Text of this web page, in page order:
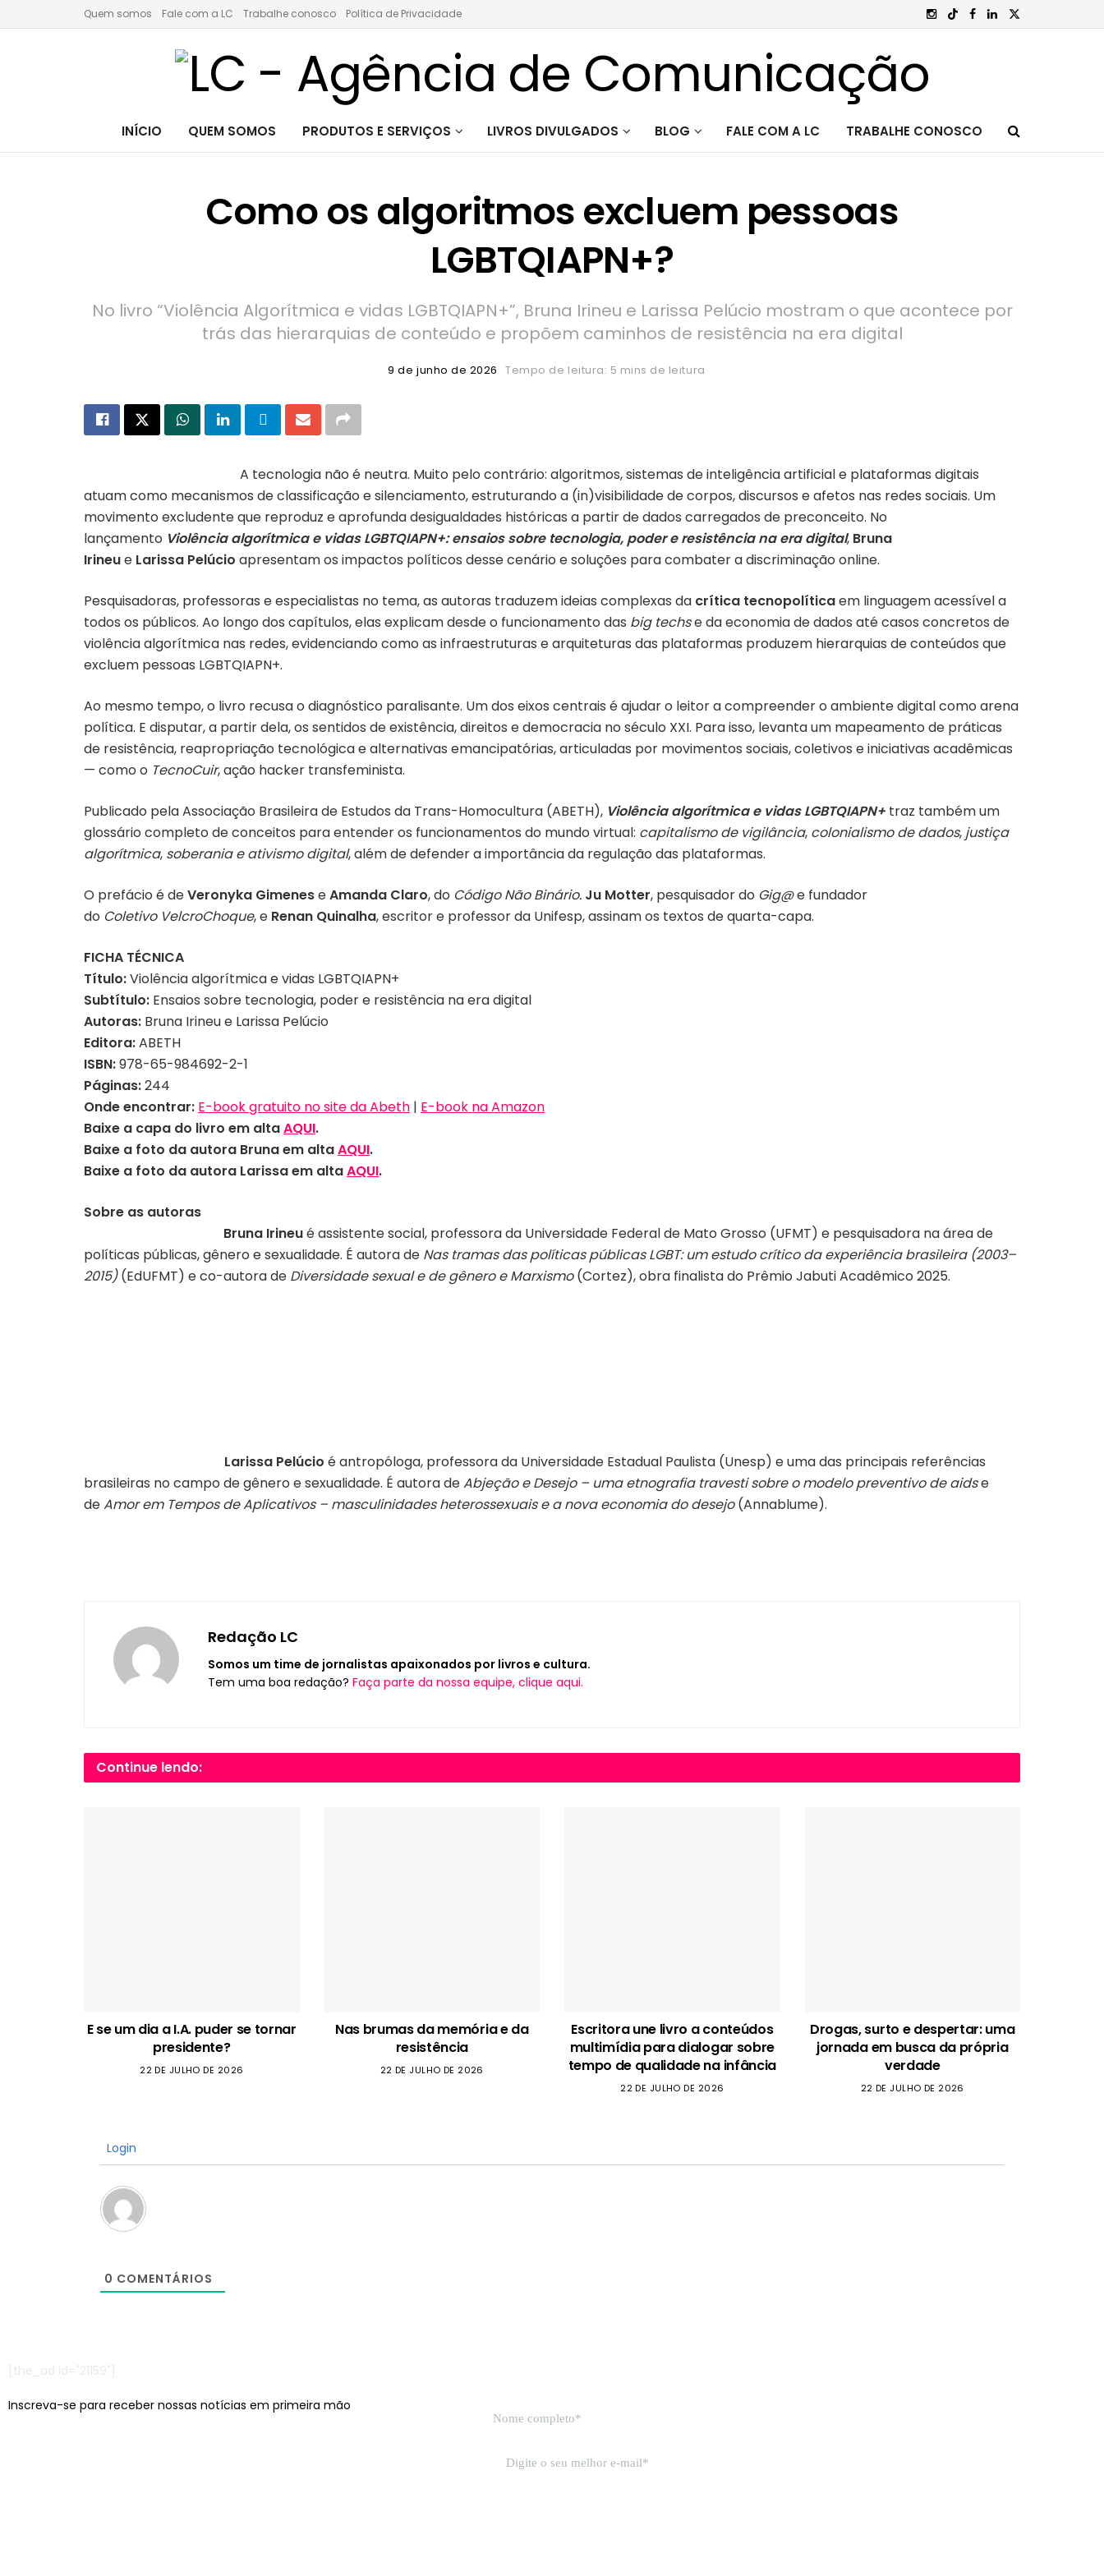
Quem somos Fale com a LC Trabalhe conosco Política de Privacidade
INÍCIO QUEM SOMOS PRODUTOS E SERVIÇOS LIVROS DIVULGADOS BLOG FALE COM A LC TRABALHE CONOSCO
Como os algoritmos excluem pessoas
LGBTQIAPN+?
No livro “Violência Algorítmica e vidas LGBTQIAPN+”, Bruna Irineu e Larissa Pelúcio mostram o que acontece por
trás das hierarquias de conteúdo e propõem caminhos de resistência na era digital
9 de junho de 2026 Tempo de leitura: 5 mins de leitura
A tecnologia não é neutra. Muito pelo contrário: algoritmos, sistemas de inteligência artificial e plataformas digitais
atuam como mecanismos de classificação e silenciamento, estruturando a (in)visibilidade de corpos, discursos e afetos nas redes sociais. Um
movimento excludente que reproduz e aprofunda desigualdades históricas a partir de dados carregados de preconceito. No
lançamento Violência algorítmica e vidas LGBTQIAPN+: ensaios sobre tecnologia, poder e resistência na era digital, Bruna
Irineue Larissa Pelúcio apresentam os impactos políticos desse cenário e soluções para combater a discriminação online.
Pesquisadoras, professoras e especialistas no tema, as autoras traduzem ideias complexas da crítica tecnopolíticaem linguagem acessível a
todos os públicos. Ao longo dos capítulos, elas explicam desde o funcionamento das big techse da economia de dados até casos concretos de
violência algorítmica nas redes, evidenciando como as infraestruturas e arquiteturas das plataformas produzem hierarquias de conteúdos que
excluem pessoas LGBTQIAPN+.
Ao mesmo tempo, o livro recusa o diagnóstico paralisante. Um dos eixos centrais é ajudar o leitor a compreender o ambiente digital como arena
política. E disputar, a partir dela, os sentidos de existência, direitos e democracia no século XXI. Para isso, levanta um mapeamento de práticas
de resistência, reapropriação tecnológica e alternativas emancipatórias, articuladas por movimentos sociais, coletivos e iniciativas acadêmicas
— como o TecnoCuir, ação hacker transfeminista.
Publicado pela Associação Brasileira de Estudos da Trans-Homocultura (ABETH), Violência algorítmica e vidas LGBTQIAPN+ traz também um
glossário completo de conceitos para entender os funcionamentos do mundo virtual: capitalismo de vigilância, colonialismo de dados, justiça
algorítmica, soberania e ativismo digital, além de defender a importância da regulação das plataformas.
O prefácio é deVeronyka GimeneseAmanda Claro, do Código Não Binário. Ju Motter, pesquisador do Gig@e fundador
do Coletivo VelcroChoque, e Renan Quinalha, escritor e professor da Unifesp, assinam os textos de quarta-capa.
FICHA TÉCNICA
Título:Violência algorítmica e vidas LGBTQIAPN+
Subtítulo: Ensaios sobre tecnologia, poder e resistência na era digital
Autoras: Bruna Irineu e Larissa Pelúcio
Editora: ‎ABETH
ISBN:978-65-984692-2-1
Páginas:244
Onde encontrar: E-book gratuito no site da Abeth | E-book na Amazon
Baixe a capa do livro em altaAQUI.
Baixe a foto da autora Bruna em altaAQUI.
Baixe a foto da autora Larissa em altaAQUI.
Sobre as autoras
Bruna Irineué assistente social, professora da Universidade Federal de Mato Grosso (UFMT) e pesquisadora na área de
políticas públicas, gênero e sexualidade. É autora de Nas tramas das políticas públicas LGBT: um estudo crítico da experiência brasileira (2003–
2015)(EdUFMT) e co-autora de Diversidade sexual e de gênero e Marxismo(Cortez), obra finalista do Prêmio Jabuti Acadêmico 2025.
Larissa Pelúcio é antropóloga, professora da Universidade Estadual Paulista (Unesp) e uma das principais referências
brasileiras no campo de gênero e sexualidade. É autora deAbjeção e Desejo – uma etnografia travesti sobre o modelo preventivo de aidse
deAmor em Tempos de Aplicativos – masculinidades heterossexuais e a nova economia do desejo(Annablume).
Redação LC
Somos um time de jornalistas apaixonados por livros e cultura.
Tem uma boa redação? Faça parte da nossa equipe, clique aqui.
Continue lendo:
E se um dia a I.A. puder se tornar
presidente?
22 DE JULHO DE 2026
Nas brumas da memória e da
resistência
22 DE JULHO DE 2026
Escritora une livro a conteúdos
multimídia para dialogar sobre
tempo de qualidade na infância
22 DE JULHO DE 2026
Drogas, surto e despertar: uma
jornada em busca da própria
verdade
22 DE JULHO DE 2026
Login
0 COMENTÁRIOS
Inscreva-se para receber nossas notícias em primeira mão